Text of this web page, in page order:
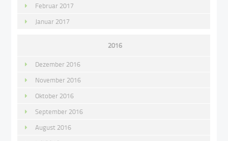
Februar 2017
Januar 2017
2016
Dezember 2016
November 2016
Oktober 2016
September 2016
August 2016